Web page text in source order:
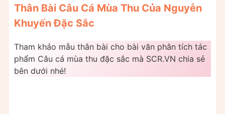
Thân Bài Câu Cá Mùa Thu Của Nguyễn
Khuyến Đặc Sắc
Tham khảo mẫu thân bài cho bài văn phân tích tác
phẩm Câu cá mùa thu đặc sắc mà SCR.VN chia sẻ
bên dưới nhé!